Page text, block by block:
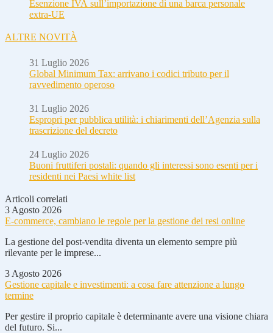
Esenzione IVA sull’importazione di una barca personale
extra-UE
ALTRE NOVITÀ
31 Luglio 2026
Global Minimum Tax: arrivano i codici tributo per il
ravvedimento operoso
31 Luglio 2026
Espropri per pubblica utilità: i chiarimenti dell’Agenzia sulla
trascrizione del decreto
24 Luglio 2026
Buoni fruttiferi postali: quando gli interessi sono esenti per i
residenti nei Paesi white list
Articoli correlati
3 Agosto 2026
E-commerce, cambiano le regole per la gestione dei resi online
La gestione del post-vendita diventa un elemento sempre più
rilevante per le imprese...
3 Agosto 2026
Gestione capitale e investimenti: a cosa fare attenzione a lungo
termine
Per gestire il proprio capitale è determinante avere una visione chiara
del futuro. Si...